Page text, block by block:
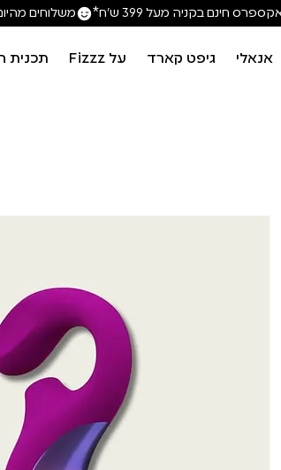
משלוחים
אנאלי גיפט קארד על Fizzz תכנית